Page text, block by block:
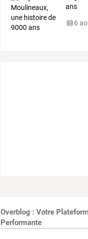
ans
6
Overblog : Votre
Performante